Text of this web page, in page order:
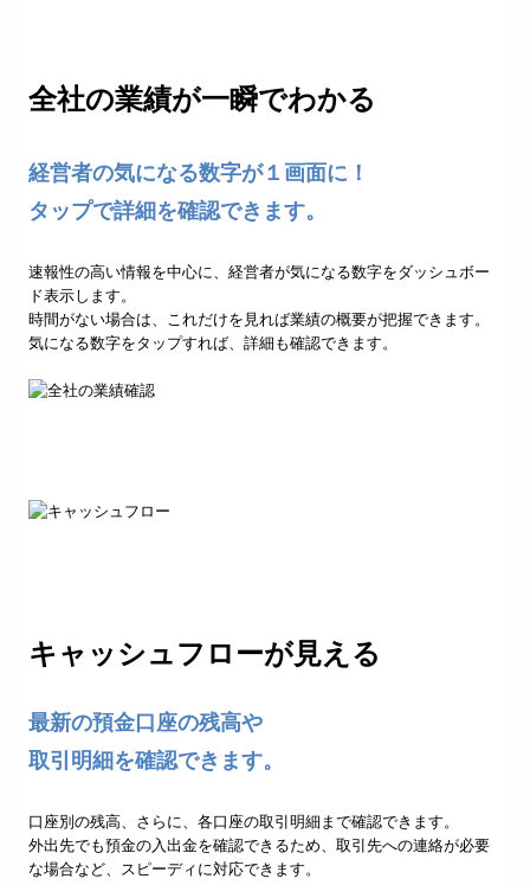
全社の業績が一瞬でわかる
経営者の気になる数字が１画面に！
タップで詳細を確認できます。
速報性の高い情報を中心に、経営者が気になる数字をダッシュボー
ド表示します。
時間がない場合は、これだけを見れば業績の概要が把握できます。
気になる数字をタップすれば、詳細も確認できます。
キャッシュフローが見える
最新の預金口座の残高や
取引明細を確認できます。
口座別の残高、さらに、各口座の取引明細まで確認できます。
外出先でも預金の入出金を確認できるため、取引先への連絡が必要
な場合など、スピーディに対応できます。